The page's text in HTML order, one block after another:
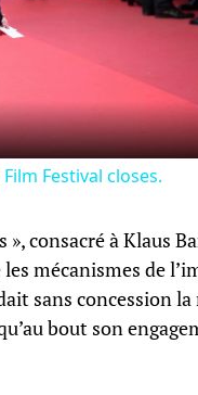
Festival closes.
consacré à Klaus
mécanismes de
sans concession
bout son